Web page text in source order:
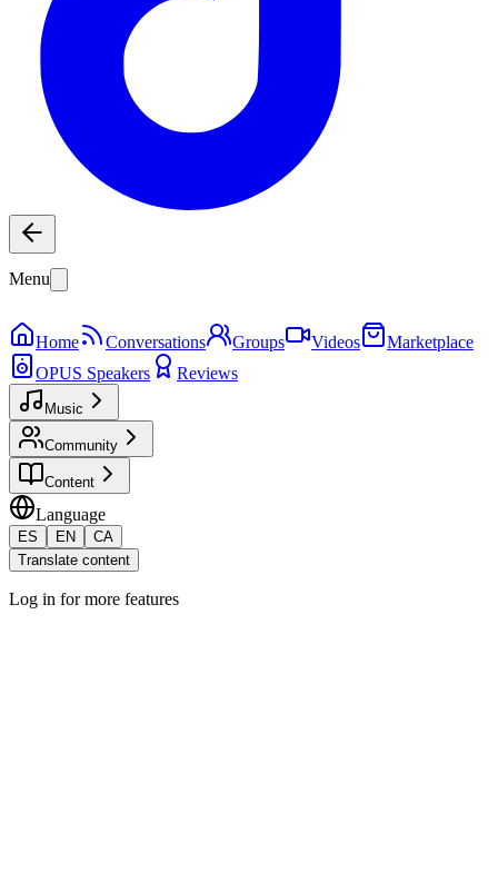
Menu
Home Conversations Groups Videos
Marketplace
OPUS Speakers
Reviews
Music
Community
Content
Language
ES EN
CA
Translate content
Log in for more features